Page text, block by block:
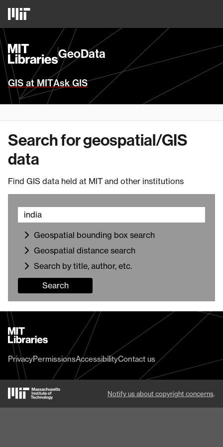
main
content
MIT
Logo
MIT
Libraries
Homepage
GeoData
GIS at MITAsk GIS
Search for geospatial/GIS
data
Find GIS data held at MIT and other institutions
Geospatial bounding box search
Geospatial distance search
Search by title, author, etc.
Search
MIT
Libraries
home
PrivacyPermissionsAccessibilityContact us
Notify us about copyright concerns.